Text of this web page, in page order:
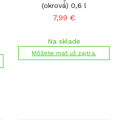
(okrová) 0,6 l
7,99 €
Na sklade
Môžete mať už zajtra.